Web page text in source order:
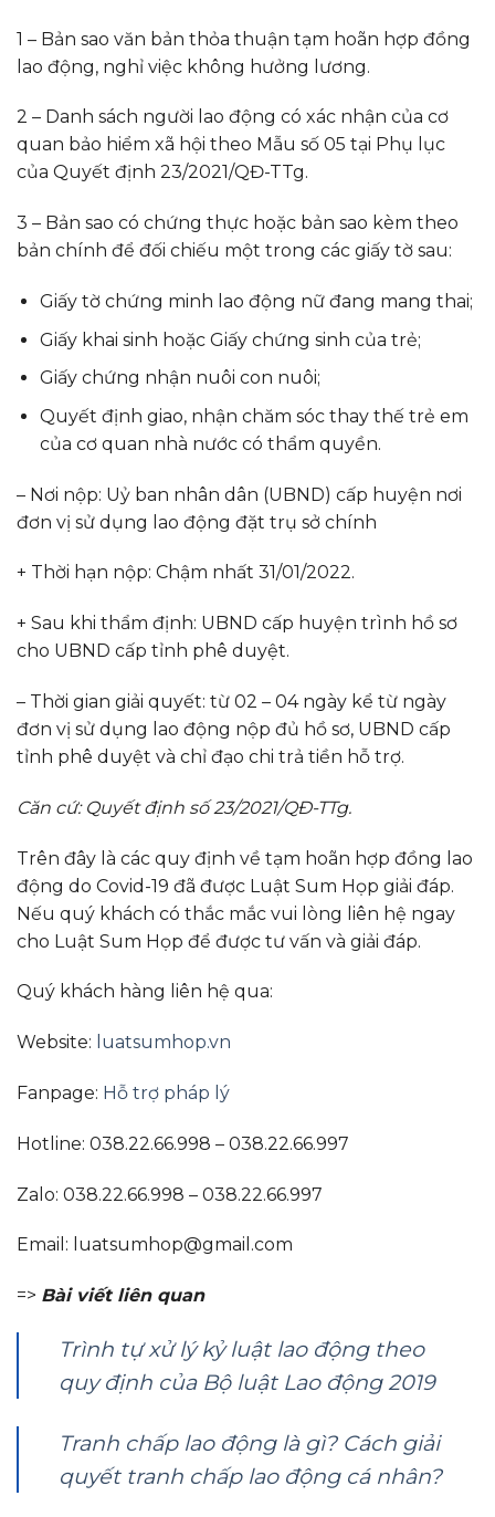
1 – Bản sao văn bản thỏa thuận tạm hoãn hợp đồng
lao động, nghỉ việc không hưởng lương.
2 – Danh sách người lao động có xác nhận của cơ
quan bảo hiểm xã hội theo Mẫu số 05 tại Phụ lục
của Quyết định 23/2021/QĐ-TTg.
3 – Bản sao có chứng thực hoặc bản sao kèm theo
bản chính để đối chiếu một trong các giấy tờ sau:
Giấy tờ chứng minh lao động nữ đang mang thai;
Giấy khai sinh hoặc Giấy chứng sinh của trẻ;
Giấy chứng nhận nuôi con nuôi;
Quyết định giao, nhận chăm sóc thay thế trẻ em
của cơ quan nhà nước có thẩm quyền.
– Nơi nộp: Uỷ ban nhân dân (UBND) cấp huyện nơi
đơn vị sử dụng lao động đặt trụ sở chính
+ Thời hạn nộp: Chậm nhất 31/01/2022.
+ Sau khi thẩm định: UBND cấp huyện trình hồ sơ
cho UBND cấp tỉnh phê duyệt.
– Thời gian giải quyết: từ 02 – 04 ngày kể từ ngày
đơn vị sử dụng lao động nộp đủ hồ sơ, UBND cấp
tỉnh phê duyệt và chỉ đạo chi trả tiền hỗ trợ.
Căn cứ: Quyết định số 23/2021/QĐ-TTg.
Trên đây là các quy định về tạm hoãn hợp đồng lao
động do Covid-19 đã được Luật Sum Họp giải đáp.
Nếu quý khách có thắc mắc vui lòng liên hệ ngay
cho Luật Sum Họp để được tư vấn và giải đáp.
Quý khách hàng liên hệ qua:
Website: luatsumhop.vn
Fanpage: Hỗ trợ pháp lý
Hotline: 038.22.66.998 – 038.22.66.997
Zalo: 038.22.66.998 – 038.22.66.997
Email: luatsumhop@gmail.com
=> Bài viết liên quan
Trình tự xử lý kỷ luật lao động theo
quy định của Bộ luật Lao động 2019
Tranh chấp lao động là gì? Cách giải
quyết tranh chấp lao động cá nhân?